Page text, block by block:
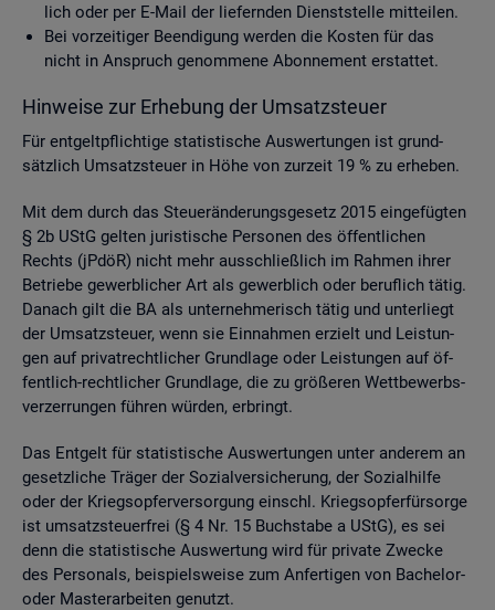
lich oder per E-Mail der lie­fern­den Dienst­stel­le mit­tei­len.
Bei vor­zei­ti­ger Be­en­di­gung wer­den die Kos­ten für das
nicht in An­spruch ge­nom­me­ne Abon­ne­ment er­stat­tet.
Hin­wei­se zur Er­he­bung der Um­satz­steu­er
Für ent­gelt­pflich­ti­ge sta­tis­ti­sche Aus­wer­tun­gen ist grund­
sätz­lich Um­satz­steu­er in Höhe von zur­zeit 19 % zu er­he­ben.
Mit dem durch das Steu­er­än­de­rungs­ge­setz 2015 ein­ge­füg­ten
§ 2b UStG gel­ten ju­ris­ti­sche Per­so­nen des öf­fent­li­chen
Rechts (jPdöR) nicht mehr aus­schlie­ß­lich im Rah­men ihrer
Be­trie­be ge­werb­li­cher Art als ge­werb­lich oder be­ruf­lich tätig.
Da­nach gilt die BA als un­ter­neh­me­risch tätig und un­ter­liegt
der Um­satz­steu­er, wenn sie Ein­nah­men er­zielt und Leis­tun­
gen auf pri­vat­recht­li­cher Grund­la­ge oder Leis­tun­gen auf öf­
fent­lich-recht­li­cher Grund­la­ge, die zu grö­ße­ren Wett­be­werbs­
ver­zer­run­gen füh­ren wür­den, er­bringt.
Das Ent­gelt für sta­tis­ti­sche Aus­wer­tun­gen unter an­de­rem an
ge­setz­li­che Trä­ger der So­zi­al­ver­si­che­rung, der So­zi­al­hil­fe
oder der Kriegs­op­fer­ver­sor­gung einschl. Kriegs­op­fer­für­sor­ge
ist um­satz­steu­er­frei (§ 4 Nr. 15 Buch­sta­be a UStG), es sei
denn die sta­tis­ti­sche Aus­wer­tung wird für pri­va­te Zwe­cke
des Per­so­nals, bei­spiels­wei­se zum An­fer­ti­gen von Ba­che­lor-
oder Mas­ter­ar­bei­ten ge­nutzt.